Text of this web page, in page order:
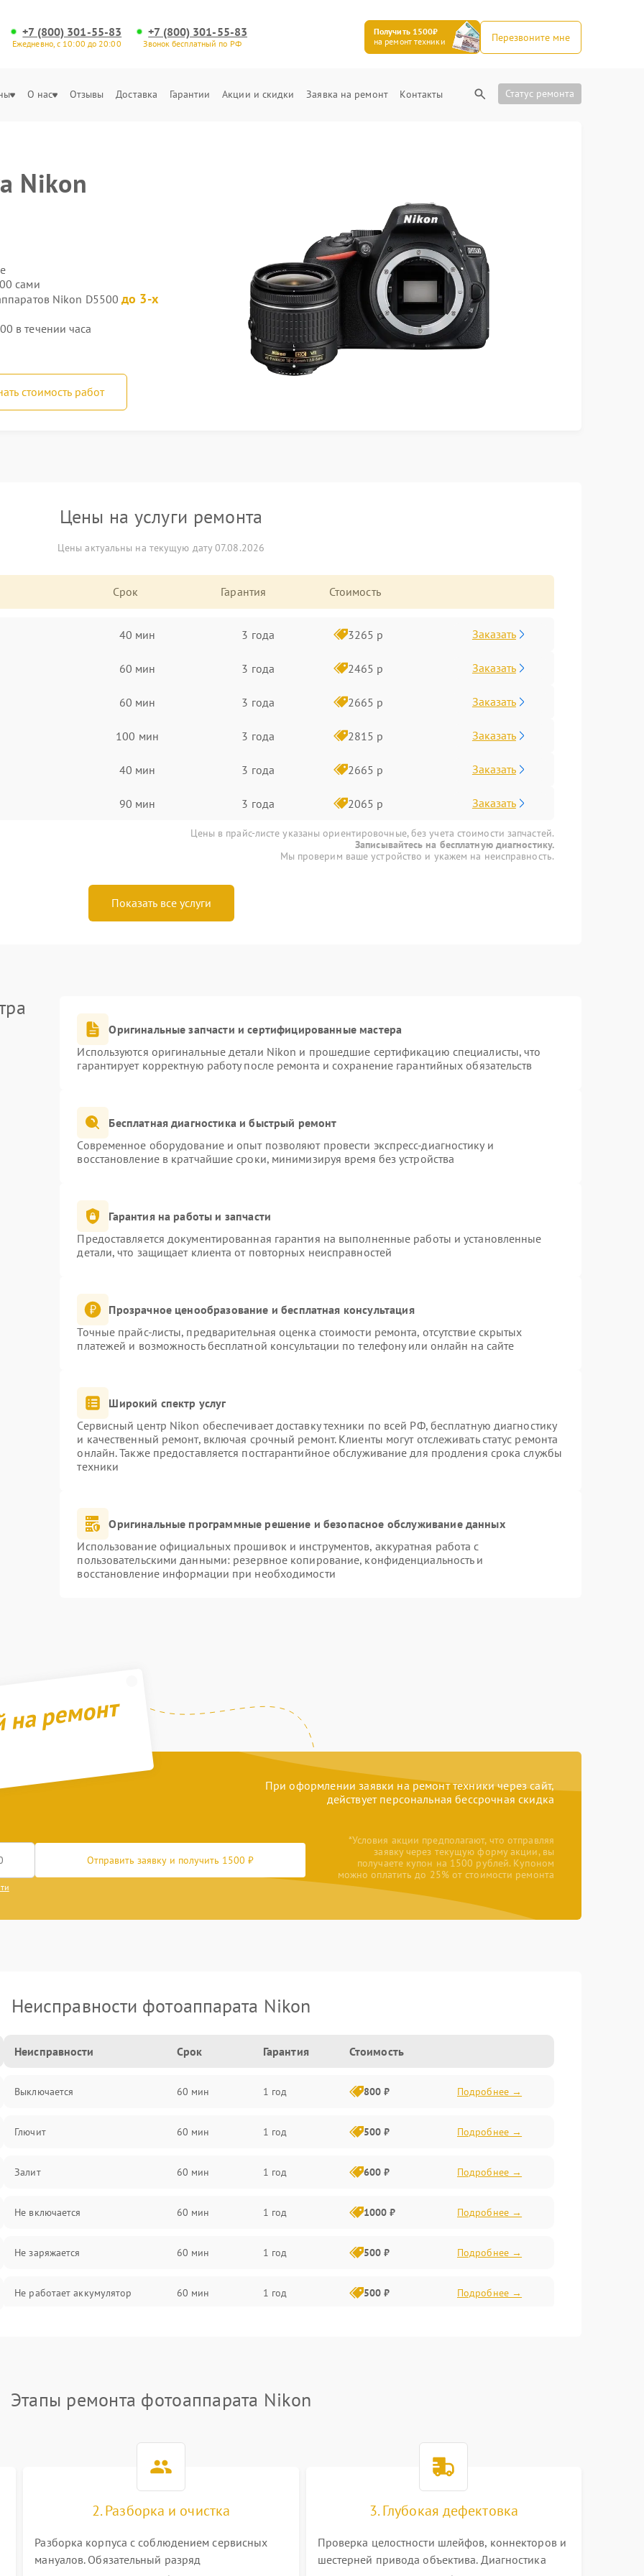
+7 (800) 301-55-83
Ежедневно, с 10:00 до 20:00
+7 (800) 301-55-83
Звонок бесплатный по РФ
Получить 1500₽
на ремонт техники
Перезвоните мне
О нас Отзывы Доставка Гарантии Акции и скидки Заявка на ремонт Контакты Статус ремонта
Nikon
сами
Nikon D5500до 3-х
в течении часа
стоимость работ
Цены на услуги ремонта
Цены актуальны на текущую дату 07.08.2026
Срок Гарантия Стоимость
40 мин 3 года 3265 р Заказать
60 мин 3 года 2465 р Заказать
60 мин 3 года 2665 р Заказать
100 мин 3 года 2815 р Заказать
40 мин 3 года 2665 р Заказать
90 мин 3 года 2065 р Заказать
Цены в прайс-листе указаны ориентировочные, без учета стоимости запчастей.
Записывайтесь на бесплатную диагностику.
Мы проверим ваше устройство и укажем на неисправность.
Показать все услуги
Оригинальные запчасти и сертифицированные мастера
Используются оригинальные детали Nikon и прошедшие сертификацию специалисты, что
гарантирует корректную работу после ремонта и сохранение гарантийных обязательств
Бесплатная диагностика и быстрый ремонт
Современное оборудование и опыт позволяют провести экспресс-диагностику и
восстановление в кратчайшие сроки, минимизируя время без устройства
Гарантия на работы и запчасти
Предоставляется документированная гарантия на выполненные работы и установленные
детали, что защищает клиента от повторных неисправностей
Прозрачное ценообразование и бесплатная консультация
Точные прайс-листы, предварительная оценка стоимости ремонта, отсутствие скрытых
платежей и возможность бесплатной консультации по телефону или онлайн на сайте
Широкий спектр услуг
Сервисный центр Nikon обеспечивает доставку техники по всей РФ, бесплатную диагностику
и качественный ремонт, включая срочный ремонт. Клиенты могут отслеживать статус ремонта
онлайн. Также предоставляется постгарантийное обслуживание для продления срока службы
техники
Оригинальные программные решение и безопасное обслуживание данных
Использование официальных прошивок и инструментов, аккуратная работа с
пользовательскими данными: резервное копирование, конфиденциальность и
восстановление информации при необходимости
ремонт
При оформлении заявки на ремонт техники через сайт,
действует персональная бессрочная скидка
Отправить заявку и получить 1500 ₽
*Условия акции предполагают, что отправляя
заявку через текущую форму акции, вы
получаете купон на 1500 рублей. Купоном
можно оплатить до 25% от стоимости ремонта
Неисправности фотоаппарата Nikon
Неисправности Срок Гарантия Стоимость
Выключается 60 мин 1 год 800 ₽ Подробнее →
Глючит 60 мин 1 год 500 ₽ Подробнее →
Залит 60 мин 1 год 600 ₽ Подробнее →
Не включается 60 мин 1 год 1000 ₽ Подробнее →
Не заряжается 60 мин 1 год 500 ₽ Подробнее →
Не работает аккумулятор 60 мин 1 год 500 ₽ Подробнее →
Этапы ремонта фотоаппарата Nikon
2. Разборка и очистка
Разборка корпуса с соблюдением сервисных
мануалов. Обязательный разряд
3. Глубокая дефектовка
Проверка целостности шлейфов, коннекторов и
шестерней привода объектива. Диагностика